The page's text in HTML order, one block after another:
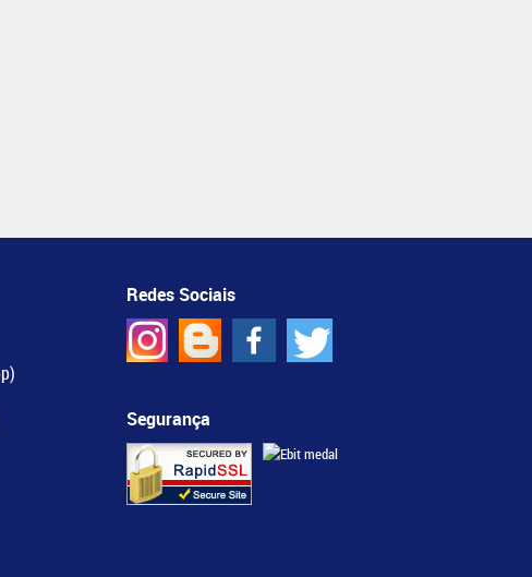
Redes Sociais
Segurança